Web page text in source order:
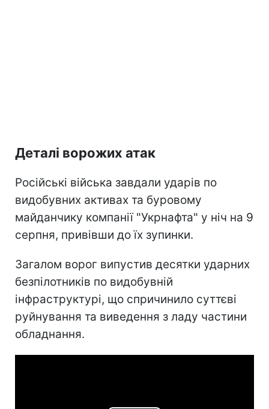
Деталі ворожих атак
Російські війська завдали ударів по
видобувних активах та буровому
майданчику компанії "Укрнафта" у ніч на 9
серпня, привівши до їх зупинки.
Загалом ворог випустив десятки ударних
безпілотників по видобувній
інфраструктурі, що спричинило суттєві
руйнування та виведення з ладу частини
обладнання.